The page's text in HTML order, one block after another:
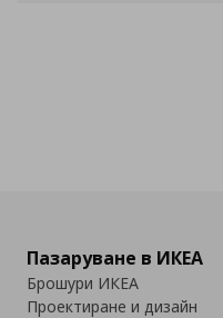
Пазаруване в ИКЕА
Брошури ИКЕА
Проектиране и дизайн